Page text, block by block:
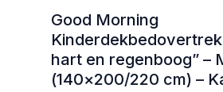
Good Morning
hart en regenboog” –
(140×200/220 cm) –